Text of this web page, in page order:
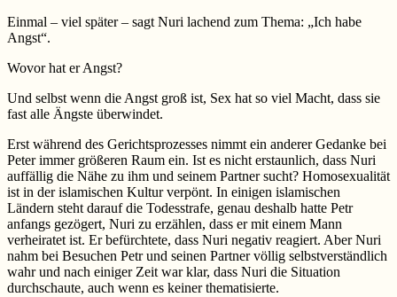
Einmal – viel später – sagt Nuri lachend zum Thema: „Ich habe
Angst“.
Wovor hat er Angst?
Und selbst wenn die Angst groß ist, Sex hat so viel Macht, dass sie
fast alle Ängste überwindet.
Erst während des Gerichtsprozesses nimmt ein anderer Gedanke bei
Peter immer größeren Raum ein. Ist es nicht erstaunlich, dass Nuri
auffällig die Nähe zu ihm und seinem Partner sucht? Homosexualität
ist in der islamischen Kultur verpönt. In einigen islamischen
Ländern steht darauf die Todesstrafe, genau deshalb hatte Petr
anfangs gezögert, Nuri zu erzählen, dass er mit einem Mann
verheiratet ist. Er befürchtete, dass Nuri negativ reagiert. Aber Nuri
nahm bei Besuchen Petr und seinen Partner völlig selbstverständlich
wahr und nach einiger Zeit war klar, dass Nuri die Situation
durchschaute, auch wenn es keiner thematisierte.